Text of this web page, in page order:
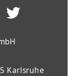
Karlsruhe